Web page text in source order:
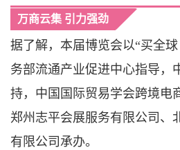
万商云集 引力强劲
据了解，本届博览会以“买全
务部流通产业促进中心指导，
持，中国国际贸易学会跨境电
郑州志平会展服务有限公司、
有限公司承办。